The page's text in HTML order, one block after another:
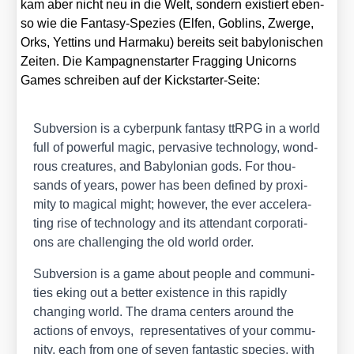
kam aber nicht neu in die Welt, son­dern exis­tiert eben­
so wie die Fan­ta­sy-Spe­zi­es (Elfen, Goblins, Zwer­ge,
Orks, Yettins und Har­ma­ku) bereits seit baby­lo­ni­schen
Zei­ten. Die Kam­pa­gnen­star­ter Frag­ging Uni­corns
Games schrei­ben auf der Kick­star­ter-Sei­te:
Sub­ver­si­on is a cyber­punk fan­ta­sy ttRPG in a world
full of powerful magic, per­va­si­ve tech­no­lo­gy, wond­
rous crea­tures, and Baby­lo­ni­an gods. For thou­
sands of years, power has been defi­ned by pro­xi­
mi­ty to magi­cal might; howe­ver, the ever acce­le­ra­
ting rise of tech­no­lo­gy and its atten­dant cor­po­ra­ti­
ons are chal­len­ging the old world order.
Sub­ver­si­on is a game about peo­p­le and com­mu­ni­
ties eking out a bet­ter exis­tence in this rapidly
chan­ging world. The dra­ma cen­ters around the
actions ofenvoys, repre­sen­ta­ti­ves of your com­mu­
ni­ty, each from one ofseven fan­ta­stic spe­ci­es, with